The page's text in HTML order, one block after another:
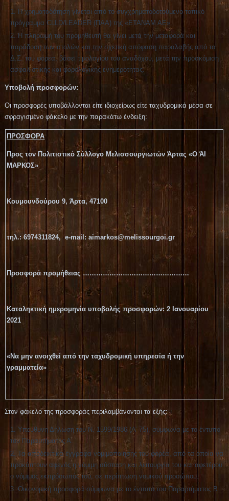
Η χρηματοδότηση γίνεται από το συγχρηματοδοτούμενο τοπικό
πρόγραμμα CLLD/LEADER (ΠΑΑ) της «ΕΤΑΝΑΜ ΑΕ».
Η πληρωμή του προμηθευτή θα γίνει μετά την μεταφορά και
παράδοση των στολών και την σχετική απόφαση παραλαβής από το
Δ.Σ. του φορέα, βάσει τιμολογίου του αναδόχου, μετά την προσκόμιση
ασφαλιστικής και φορολογικής ενημερότητας.
Υποβολή προσφορών:
Οι προσφορές υποβάλλονται είτε ιδιοχείρως είτε ταχυδρομικά μέσα σε
σφραγισμένο φάκελο με την παρακάτω ένδειξη:
ΠΡΟΣΦΟΡΑ
Προς τον Πολιτιστικό Σύλλογο Μελισσουργιωτών Άρτας «Ο ΆΙ
ΜΑΡΚΟΣ»
Κουμουνδούρου 9, Άρτα, 47100
τηλ.:6974311824, e-mail:aimarkos@melissourgoi.gr
Προσφορά προμήθειας …………………………………………
Καταληκτική ημερομηνία υποβολής προσφορών: 2 Ιανουαρίου
2021
«Να μην ανοιχθεί από την ταχυδρομική υπηρεσία ή την
γραμματεία»
Στον φάκελο της προσφοράς περιλαμβάνονται τα εξής:
Υπεύθυνη Δήλωση του Ν. 1599/1986 (Α’ 75), σύμφωνα με το έντυπο
του Παραρτήματος Α.
Τα αποδεικτικά έγγραφα νομιμοποίησης του φορέα, από τα οποία να
προκύπτουν αφενός η νόμιμη σύσταση και λειτουργία του και αφετέρου
ο νόμιμος εκπρόσωπός του, σε περίπτωση νομικού προσώπου.
Οικονομική προσφορά σύμφωνα με το έντυπο του Παραρτήματος Β.